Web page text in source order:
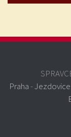
Praha-Jezdovice